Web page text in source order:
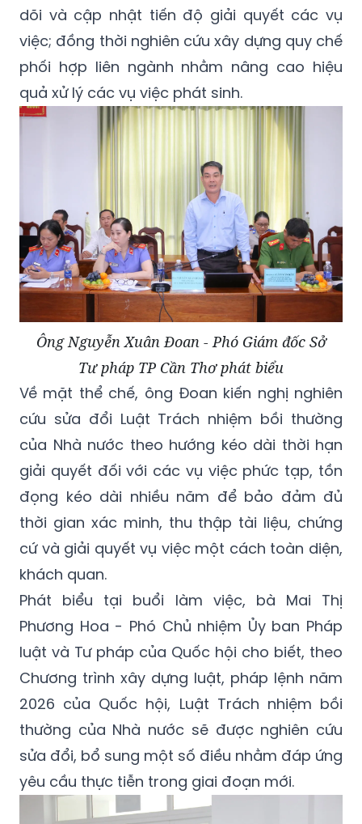
dõi và cập nhật tiến độ giải quyết các vụ
việc; đồng thời nghiên cứu xây dựng quy chế
phối hợp liên ngành nhằm nâng cao hiệu
quả xử lý các vụ việc phát sinh.
Ông Nguyễn Xuân Đoan - Phó Giám đốc Sở
Tư pháp TP Cần Thơ phát biểu
Về mặt thể chế, ông Đoan kiến nghị nghiên
cứu sửa đổi Luật Trách nhiệm bồi thường
của Nhà nước theo hướng kéo dài thời hạn
giải quyết đối với các vụ việc phức tạp, tồn
đọng kéo dài nhiều năm để bảo đảm đủ
thời gian xác minh, thu thập tài liệu, chứng
cứ và giải quyết vụ việc một cách toàn diện,
khách quan.
Phát biểu tại buổi làm việc, bà Mai Thị
Phương Hoa - Phó Chủ nhiệm Ủy ban Pháp
luật và Tư pháp của Quốc hội cho biết, theo
Chương trình xây dựng luật, pháp lệnh năm
2026 của Quốc hội, Luật Trách nhiệm bồi
thường của Nhà nước sẽ được nghiên cứu
sửa đổi, bổ sung một số điều nhằm đáp ứng
yêu cầu thực tiễn trong giai đoạn mới.